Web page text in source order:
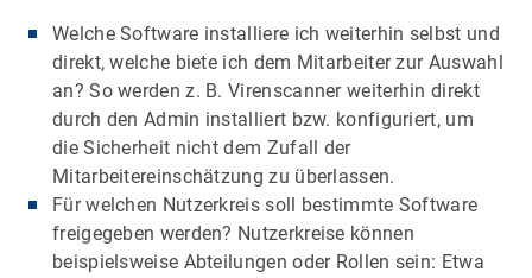
Welche Software installiere ich weiterhin selbst und
direkt, welche biete ich dem Mitarbeiter zur Auswahl
an? So werden z. B. Virenscanner weiterhin direkt
durch den Admin installiert bzw. konfiguriert, um
die Sicherheit nicht dem Zufall der
Mitarbeitereinschätzung zu überlassen.
Für welchen Nutzerkreis soll bestimmte Software
freigegeben werden? Nutzerkreise können
beispielsweise Abteilungen oder Rollen sein: Etwa